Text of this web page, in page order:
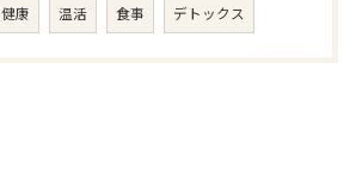
健康 温活 食事 デトックス